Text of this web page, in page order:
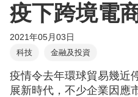
疫下跨境電
2021年05月03日
科技 金融及投資
疫情令去年環球貿易幾近
展新時代，不少企業因應